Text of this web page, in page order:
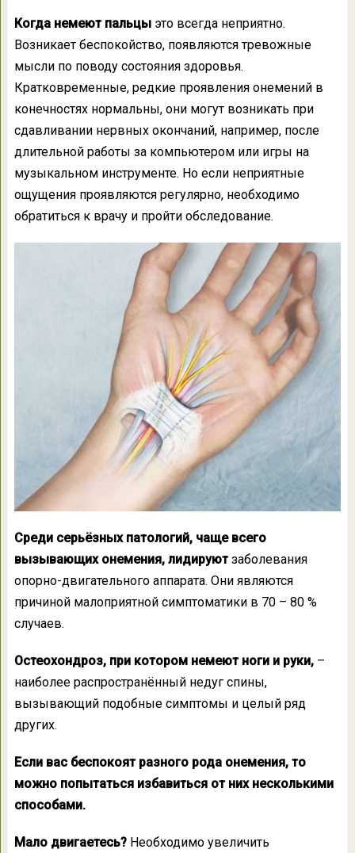
Когда немеют пальцы это всегда неприятно.
Возникает беспокойство, появляются тревожные
мысли по поводу состояния здоровья.
Кратковременные, редкие проявления онемений в
конечностях нормальны, они могут возникать при
сдавливании нервных окончаний, например, после
длительной работы за компьютером или игры на
музыкальном инструменте. Но если неприятные
ощущения проявляются регулярно, необходимо
обратиться к врачу и пройти обследование.
Среди серьёзных патологий, чаще всего
вызывающих онемения, лидируютзаболевания
опорно-двигательного аппарата. Они являются
причиной малоприятной симптоматики в 70 – 80 %
случаев.
Остеохондроз, при котором немеют ноги и руки, –
наиболее распространённый недуг спины,
вызывающий подобные симптомы и целый ряд
других.
Если вас беспокоят разного рода онемения, то
можно попытаться избавиться от них несколькими
способами.
Мало двигаетесь? Необходимо увеличить